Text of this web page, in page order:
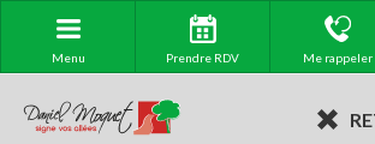
Menu Prendre RDV Me rappeler